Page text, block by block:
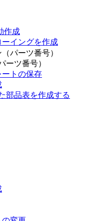
作成
イングを作成
パーツ番号）
ーツ番号）
トの保存
部品表を作成する